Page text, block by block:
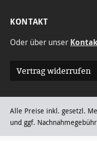
KONTAKT
Oder über unser
Vertrag widerrufen
Alle Preise inkl. gesetzl.
und ggf.